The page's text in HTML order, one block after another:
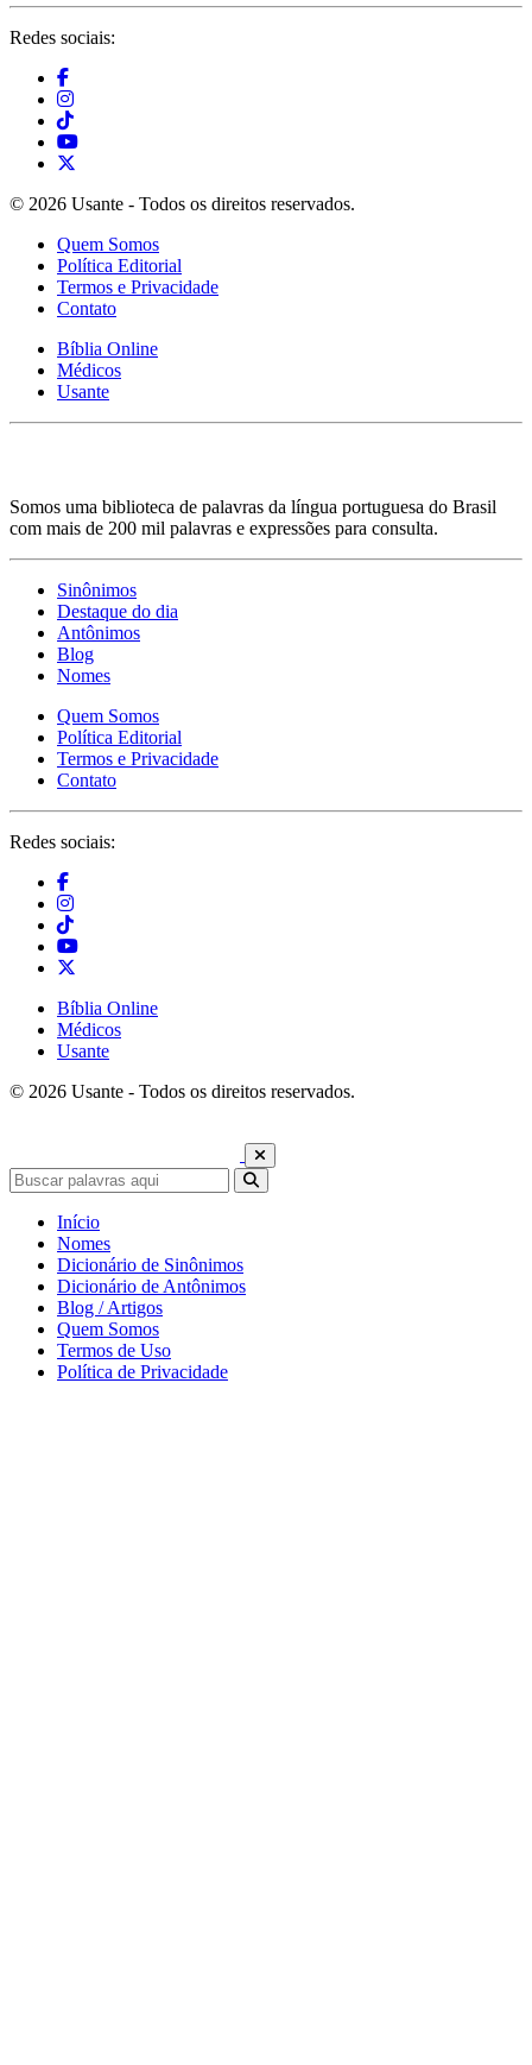
Redes sociais:
© 2026 Usante - Todos os direitos reservados.
Quem Somos
Política Editorial
Termos e Privacidade
Contato
Bíblia Online
Médicos
Usante
Somos uma biblioteca de palavras da língua portuguesa do Brasil
com mais de 200 mil palavras e expressões para consulta.
Sinônimos
Destaque do dia
Antônimos
Blog
Nomes
Quem Somos
Política Editorial
Termos e Privacidade
Contato
Redes sociais:
Bíblia Online
Médicos
Usante
© 2026 Usante - Todos os direitos reservados.
Início
Nomes
Dicionário de Sinônimos
Dicionário de Antônimos
Blog / Artigos
Quem Somos
Termos de Uso
Política de Privacidade